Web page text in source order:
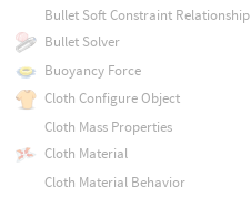
Bullet Soft Constraint Relationship
Bullet Solver
Buoyancy Force
Cloth Configure Object
Cloth Mass Properties
Cloth Material
Cloth Material Behavior